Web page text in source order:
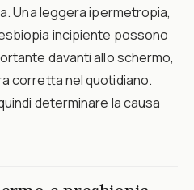
Una leggera ipermetropia,
incipiente possono
davanti allo schermo,
corretta nel quotidiano.
determinare la causa